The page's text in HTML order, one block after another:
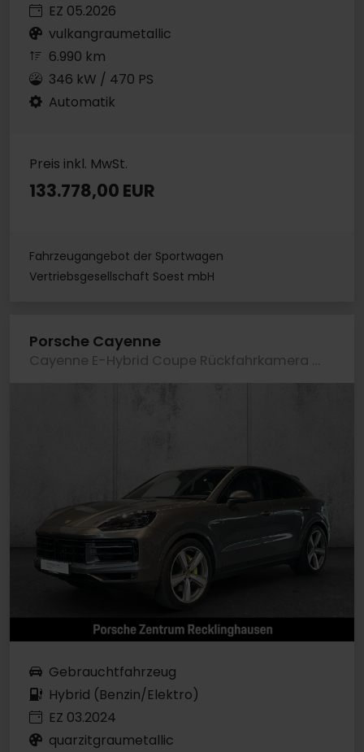
EZ 05.2026
vulkangraumetallic
6.990 km
346 kW / 470 PS
Automatik
Preis inkl. MwSt.
133.778,00 EUR
Fahrzeugangebot der Sportwagen
Vertriebsgesellschaft Soest mbH
Porsche Cayenne
Cayenne E-Hybrid Coupe Rückfahrkamera Panorama
Gebrauchtfahrzeug
Hybrid (Benzin/Elektro)
EZ 03.2024
quarzitgraumetallic